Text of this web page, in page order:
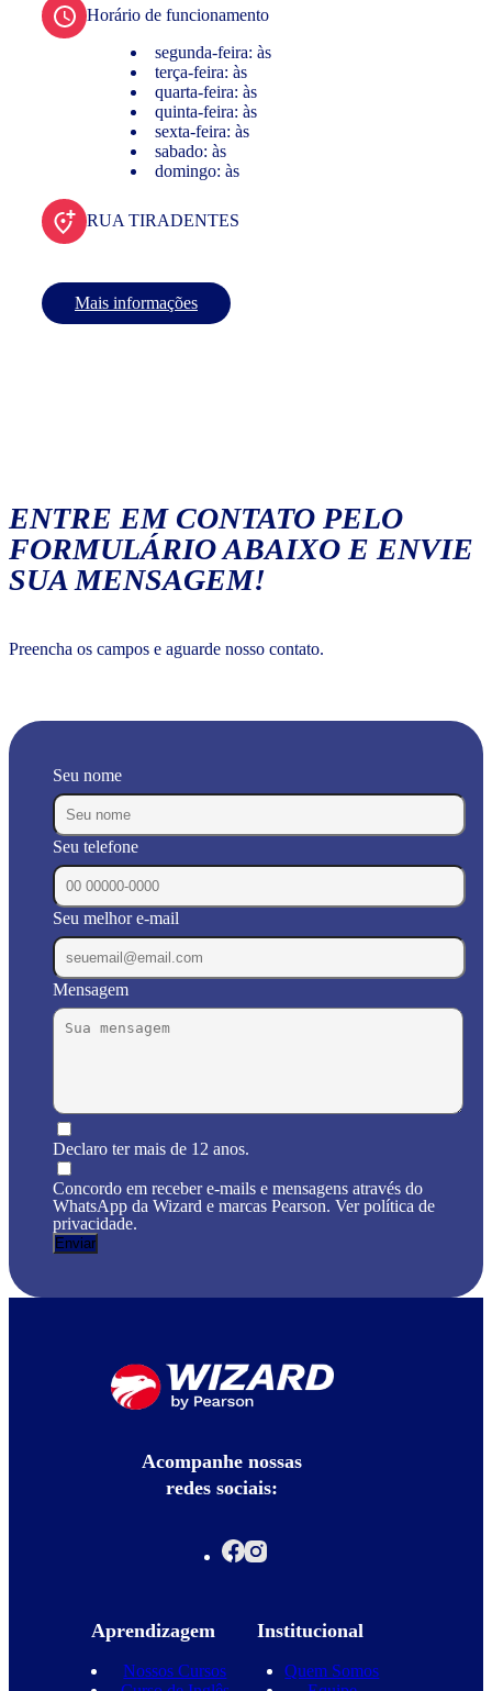
Horário de funcionamento
segunda-feira: às
terça-feira: às
quarta-feira: às
quinta-feira: às
sexta-feira: às
sabado: às
domingo: às
RUA TIRADENTES
Mais informações
ENTRE EM CONTATO PELO
FORMULÁRIO ABAIXO E ENVIE
SUA MENSAGEM!
Preencha os campos e aguarde nosso contato.
Seu nome
Seu telefone
Seu melhor e-mail
Mensagem
Declaro ter mais de 12 anos.
Concordo em receber e-mails e mensagens através do
WhatsApp da Wizard e marcas Pearson. Ver política de
privacidade.
Acompanhe nossas
redes sociais:
Aprendizagem
Nossos Cursos
Institucional
Quem Somos